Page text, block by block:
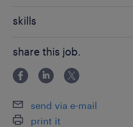
＝＝＝
派遣先の特徴
創業90周年ガスの専門商社
ータルに手掛けています
が活かせます ・機械や装置
部・学科で学んだ経験 もちろん
skills
share this job.
send via e-mail
print it